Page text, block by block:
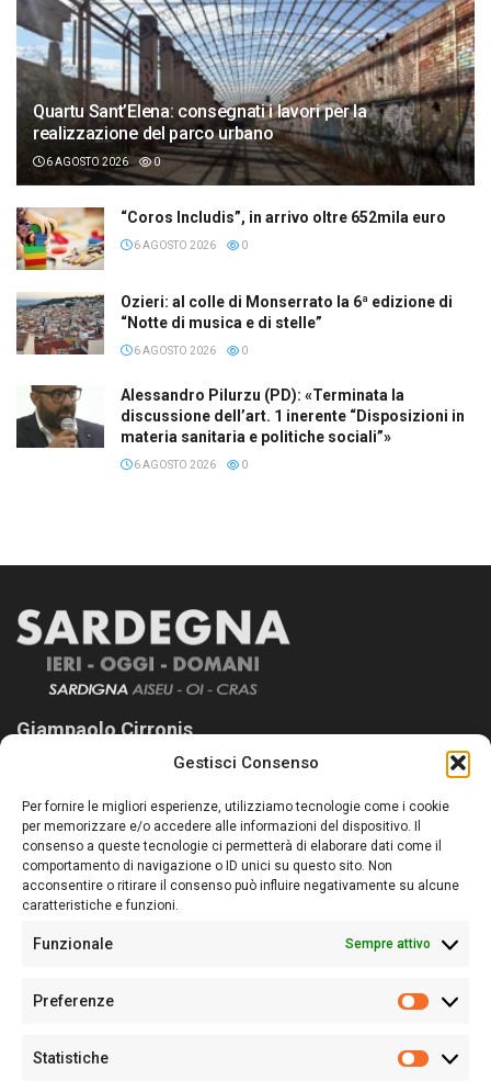
Gestisci Consenso
Per fornire le migliori esperienze, utilizziamo tecnologie come i cookie
per memorizzare e/o accedere alle informazioni del dispositivo. Il
consenso a queste tecnologie ci permetterà di elaborare dati come il
comportamento di navigazione o ID unici su questo sito. Non
acconsentire o ritirare il consenso può influire negativamente su alcune
caratteristiche e funzioni.
Funzionale Sempre attivo
Preferenze
Statistiche
Quartu Sant’Elena: consegnati i lavori per la
realizzazione del parco urbano
6 AGOSTO 2026 0
“Coros Includis”, in arrivo oltre 652mila euro
6 AGOSTO 2026 0
Ozieri: al colle di Monserrato la 6ª edizione di
“Notte di musica e di stelle”
6 AGOSTO 2026 0
Alessandro Pilurzu (PD): «Terminata la
discussione dell’art. 1 inerente “Disposizioni in
materia sanitaria e politiche sociali”»
6 AGOSTO 2026 0
Giampaolo Cirronis
Sardegna Ieri-Oggi-Domani nasce per informare “liberamente” i
lettori su quanto accade in Sardegna, con un occhio rivolto al
nostro passato e, soprattutto, al nostro futuro
Follow Us
Sede:Via Cristoforo Colombo 09013 Carbonia
Partita IVA02270380922